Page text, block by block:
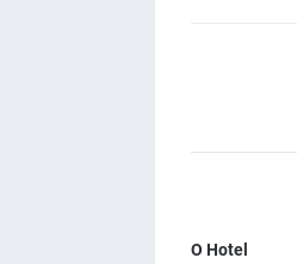
O Hotel